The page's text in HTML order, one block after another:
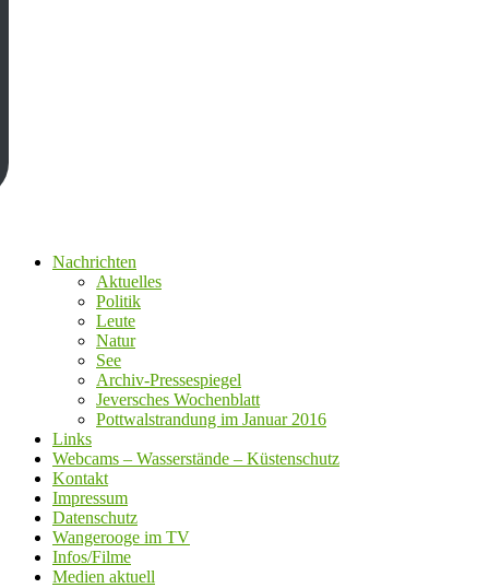
Nachrichten
Aktuelles
Politik
Leute
Natur
See
Archiv-Pressespiegel
Jeversches Wochenblatt
Pottwalstrandung im Januar 2016
Links
Webcams – Wasserstände – Küstenschutz
Kontakt
Impressum
Datenschutz
Wangerooge im TV
Infos/Filme
Medien aktuell